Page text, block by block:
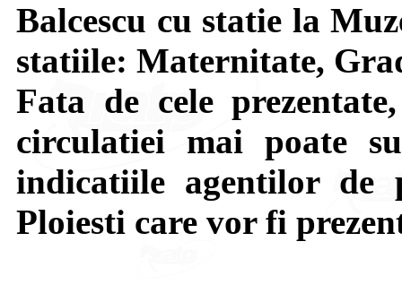
Balcescu cu statie la
statiile: Maternitate,
Fata de cele
circulatiei mai poate
indicatiile agentilor
Ploiesti care vor fi